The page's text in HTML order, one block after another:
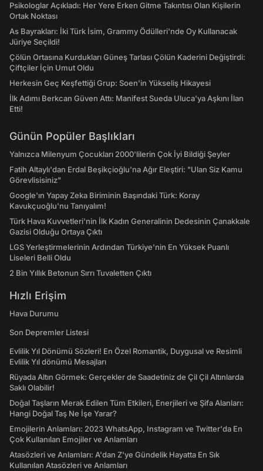
Psikologlar Açıkladı: Her Yere Erken Gitme Takıntısı Olan Kişilerin
Ortak Noktası
As Bayrakları: İki Türk İsim, Grammy Ödülleri'nde Oy Kullanacak
Jüriye Seçildi!
Çölün Ortasına Kurdukları Güneş Tarlası Çölün Kaderini Değiştirdi:
Çiftçiler İçin Umut Oldu
Herkesin Geç Keşfettiği Grup: Soen'in Yükseliş Hikayesi
İlk Adımı Berkcan Güven Attı: Manifest Sueda Uluca'ya Aşkını İlan
Etti!
Günün Popüler Başlıkları
Yalnızca Milenyum Çocukları 2000'lilerin Çok İyi Bildiği Şeyler
Fatih Altaylı'dan Erdal Beşikçioğlu'na Ağır Eleştiri: "Ulan Siz Kamu
Görevlisisiniz"
Google'ın Yapay Zeka Biriminin Başındaki Türk: Koray
Kavukçuoğlu'nu Tanıyalım!
Türk Hava Kuvvetleri'nin İlk Kadın Generalinin Dedesinin Çanakkale
Gazisi Olduğu Ortaya Çıktı
LGS Yerleştirmelerinin Ardından Türkiye'nin En Yüksek Puanlı
Liseleri Belli Oldu
2 Bin Yıllık Betonun Sırrı Tuvaletten Çıktı
Hızlı Erişim
Hava Durumu
Son Depremler Listesi
Evlilik Yıl Dönümü Sözleri! En Özel Romantik, Duygusal ve Resimli
Evlilik Yıl dönümü Mesajları
Rüyada Altın Görmek: Gerçekler de Saadetiniz de Çil Çil Altınlarda
Saklı Olabilir!
Doğal Taşların Merak Edilen Tüm Etkileri, Enerjileri ve Şifa Alanları:
Hangi Doğal Taş Ne İşe Yarar?
Emojilerin Anlamları: 2023 WhatsApp, Instagram ve Twitter'da En
Çok Kullanılan Emojiler ve Anlamları
Atasözleri ve Anlamları: A'dan Z'ye Gündelik Hayatta En Sık
Kullanılan Atasözleri ve Anlamları